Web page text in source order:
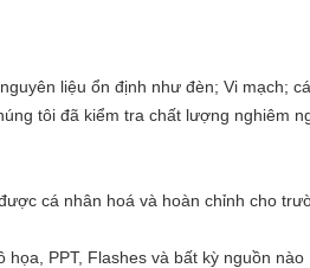
liệu ổn định như đèn; Vi mạch;
tôi đã kiểm tra chất lượng nghiêm
cá nhân hoá và hoàn chỉnh cho
họa, PPT, Flashes và bất kỳ nguồn nào